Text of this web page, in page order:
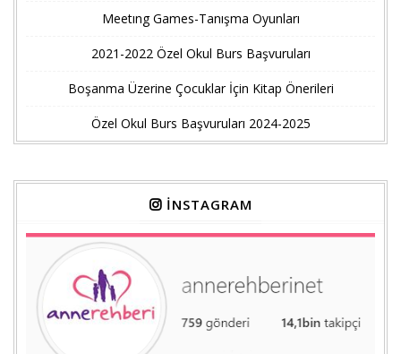
Meetıng Games-Tanışma Oyunları
2021-2022 Özel Okul Burs Başvuruları
Boşanma Üzerine Çocuklar İçin Kitap Önerileri
Özel Okul Burs Başvuruları 2024-2025
İNSTAGRAM